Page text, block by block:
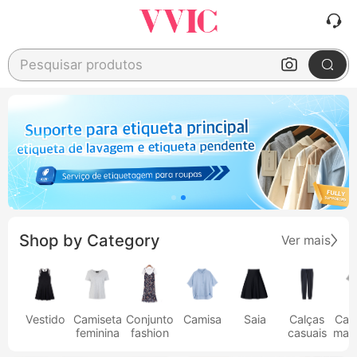
Pesquisar produtos
Shop by Category Ver mais
Vestido
Camiseta
feminina
Conjunto
fashion
Camisa Saia
Calças
casuais